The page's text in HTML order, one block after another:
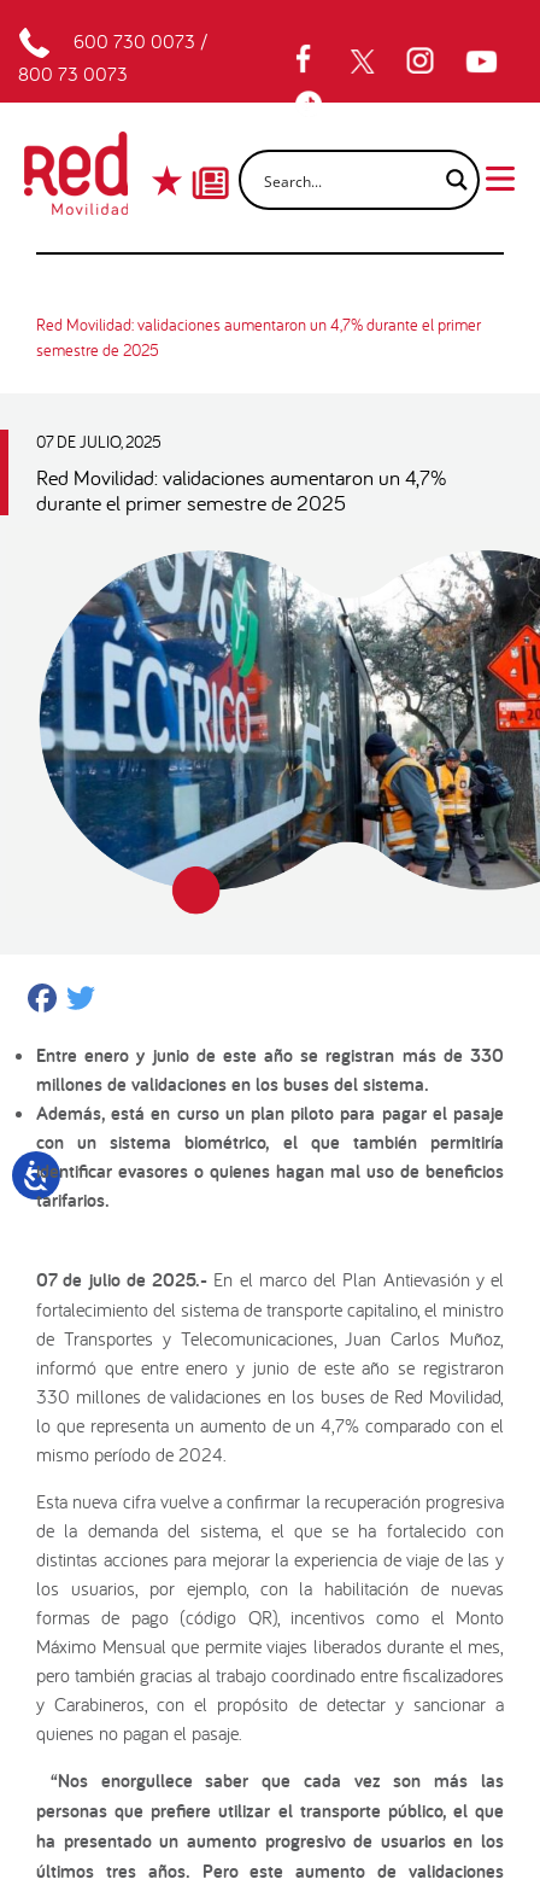
600 730 0073 /
800 73 0073
Red Movilidad: validaciones aumentaron un 4,7% durante el primer
semestre de 2025
07 DE JULIO, 2025
Red Movilidad: validaciones aumentaron un 4,7%
durante el primer semestre de 2025
Facebook
Entre enero y junio de este año se registran más de 330
millones de validaciones en los buses del sistema.
Además, está en curso un plan piloto para pagar el pasaje
con un sistema biométrico, el que también permitiría
identificar evasores o quienes hagan mal uso de beneficios
tarifarios.
07 de julio de 2025.- En el marco del Plan Antievasión y el
fortalecimiento del sistema de transporte capitalino, el ministro
de Transportes y Telecomunicaciones, Juan Carlos Muñoz,
informó que entre enero y junio de este año se registraron
330 millones de validaciones en los buses de Red Movilidad,
lo que representa un aumento de un 4,7% comparado con el
mismo período de 2024.
Esta nueva cifra vuelve a confirmar la recuperación progresiva
de la demanda del sistema, el que se ha fortalecido con
distintas acciones para mejorar la experiencia de viaje de las y
los usuarios, por ejemplo, con la habilitación de nuevas
formas de pago (código QR), incentivos como el Monto
Máximo Mensual que permite viajes liberados durante el mes,
pero también gracias al trabajo coordinado entre fiscalizadores
y Carabineros, con el propósito de detectar y sancionar a
quienes no pagan el pasaje.
“Nos enorgullece saber que cada vez son más las
personas que prefiere utilizar el transporte público, el que
ha presentado un aumento progresivo de usuarios en los
últimos tres años. Pero este aumento de validaciones